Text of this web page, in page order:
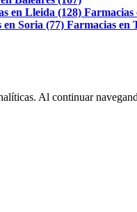
en Lleida (128) Farmacias
en Soria (77) Farmacias en
Al continuar